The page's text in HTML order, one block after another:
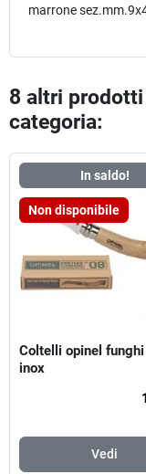
marrone
8 altri
categoria:
In saldo!
Non disponibile
Coltelli opinel funghi
inox
Vedi